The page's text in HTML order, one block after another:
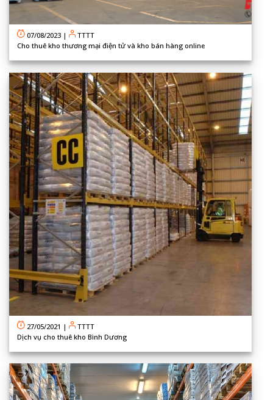
07/08/2023 |
TTTT
Cho thuê kho thương mại điện tử và kho bán hàng online
27/05/2021 |
TTTT
Dịch vụ cho thuê kho Bình Dương